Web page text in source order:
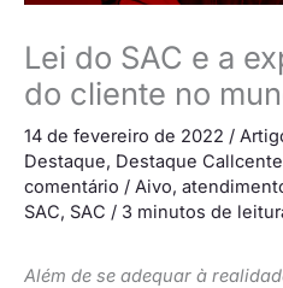
Lei do SAC e a
do cliente no
14 de fevereiro de 2022 /
Destaque, Destaque
comentário / Aivo,
SAC, SAC / 3 minutos de
Além de se adequar à